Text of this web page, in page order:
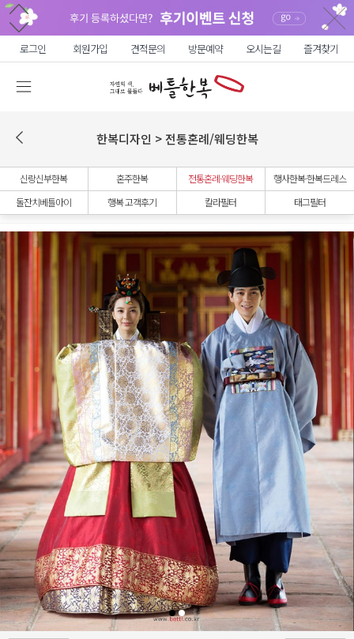
로그인 회원가입 견적문의 방문예약 오시는길 즐겨찾기
한복디자인 > 전통혼례/웨딩한복
신랑신부한복 혼주한복 전통혼례·웨딩한복
행사한복·한복드레스
돌잔치베틀아이
행복 고객후기 칼라필터 태그필터